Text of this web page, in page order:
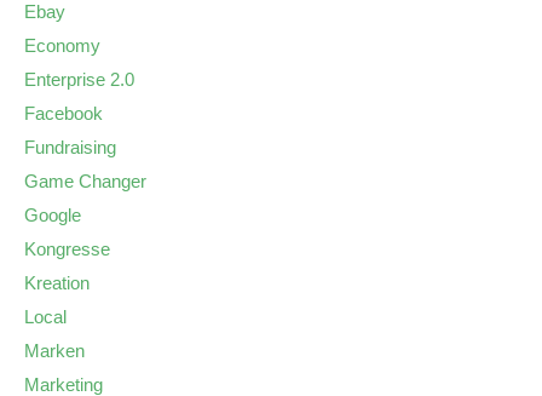
Ebay
Economy
Enterprise 2.0
Facebook
Fundraising
Game Changer
Google
Kongresse
Kreation
Local
Marken
Marketing